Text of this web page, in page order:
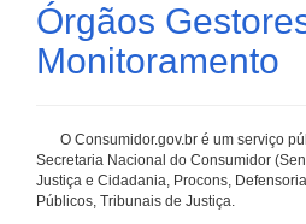
Órgãos
Monitoramento
O Consumidor.gov.br é um serviço
Secretaria Nacional do Consumidor
Justiça e Cidadania, Procons,
Públicos, Tribunais de Justiça.